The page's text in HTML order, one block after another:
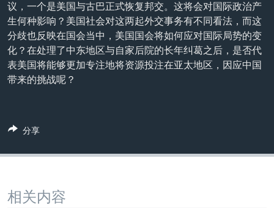
美国之音专访
重要讲话与声明
台海两岸关系
南中国海争端
其他语言网站
议，一个是美国与古巴正式恢复邦交。这将会对国际政治产
生何种影响？美国社会对这两起外交事务有不同看法，而这
分歧也反映在国会当中，美国国会将如何应对国际局势的变
化？在处理了中东地区与自家后院的长年纠葛之后，是否代
表美国将能够更加专注地将资源投注在亚太地区，因应中国
带来的挑战呢？
分享
相关内容